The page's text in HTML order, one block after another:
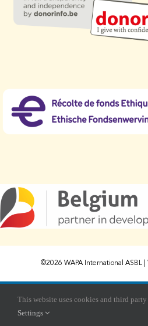
©2026 WAPA International ASBL |
This website uses cookies and third party
Settings
Ce site est enregistré surwpml.org comme